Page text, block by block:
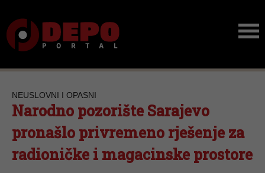
NEUSLOVNI I OPASNI
Narodno pozorište Sarajevo
pronašlo privremeno rješenje za
radioničke i magacinske prostore